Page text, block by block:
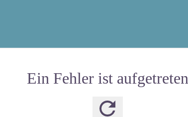
Ein Fehler ist aufgetreten